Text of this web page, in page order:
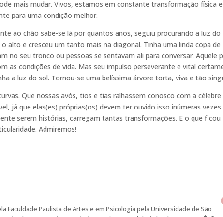
mais mudar. Vivos, estamos em constante transformação física e
para uma condição melhor.
ao chão sabe-se lá por quantos anos, seguiu procurando a luz do
alto e cresceu um tanto mais na diagonal. Tinha uma linda copa de
no seu tronco ou pessoas se sentavam ali para conversar. Aquele
as condições de vida. Mas seu impulso perseverante e vital
a luz do sol. Tornou-se uma belíssima árvore torta, viva e tão
Que nossas avós, tios e tias ralhassem conosco com a célebre
já que elas(es) próprias(os) devem ter ouvido isso inúmeras vezes.
serem histórias, carregam tantas transformações. E o que ficou
Admiremos!
Faculdade Paulista de Artes e em Psicologia pela Universidade de São